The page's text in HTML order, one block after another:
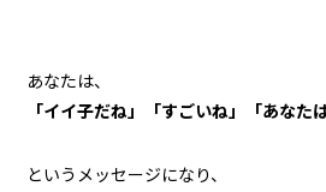
あなたは、
「イイ子だね」「すごいね」「あなた
というメッセージになり、